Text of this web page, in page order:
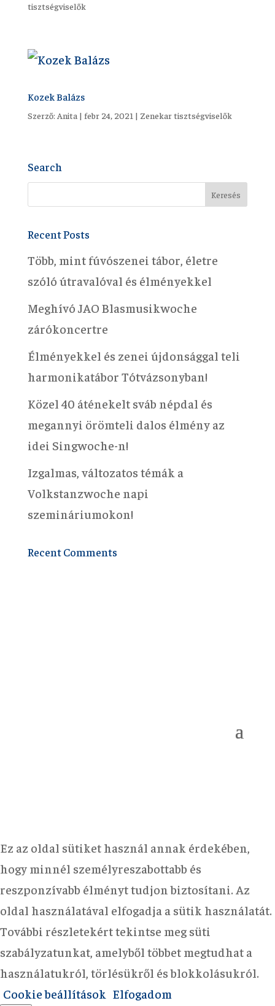
tisztségviselők
Kozek Balázs
Szerző: Anita | febr 24, 2021 | Zenekar tisztségviselők
Search
Recent Posts
Több, mint fúvószenei tábor, életre
szóló útravalóval és élményekkel
Meghívó JAO Blasmusikwoche
zárókoncertre
Élményekkel és zenei újdonsággal teli
harmonikatábor Tótvázsonyban!
Közel 40 áténekelt sváb népdal és
megannyi örömteli dalos élmény az
idei Singwoche-n!
Izgalmas, változatos témák a
Volkstanzwoche napi
szemináriumokon!
Recent Comments
Ez az oldal sütiket használ annak érdekében,
hogy minnél személyreszabottabb és
reszponzívabb élményt tudjon biztosítani. Az
oldal használatával elfogadja a sütik használatát.
További részletekért tekintse meg süti
szabályzatunkat, amelyből többet megtudhat a
használatukról, törlésükről és blokkolásukról.
Cookie beállítások Elfogadom